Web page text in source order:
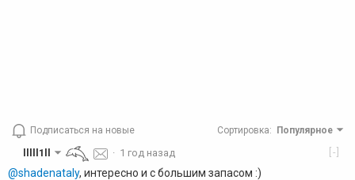
Подписаться на новые Сортировка: Популярное
[-]
lllll1ll · 1 год назад
@shadenataly, интересно и с большим запасом :)